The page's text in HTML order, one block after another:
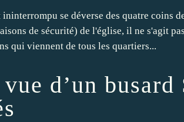
se déverse des quatre coins
de sécurité) de l'église, il ne s'agit
qui viennent de tous les quartiers...
d’un